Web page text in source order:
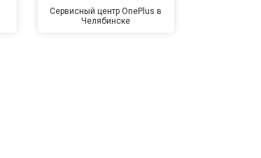
Сервисный центр OnePlus в
Челябинске